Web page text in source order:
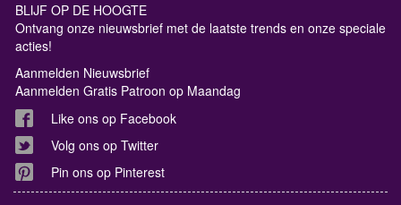
BLIJF OP DE HOOGTE
Ontvang onze nieuwsbrief met de laatste trends en onze speciale
acties!
Aanmelden Nieuwsbrief
Aanmelden Gratis Patroon op Maandag
Like ons op Facebook
Volg ons op Twitter
Pin ons op Pinterest